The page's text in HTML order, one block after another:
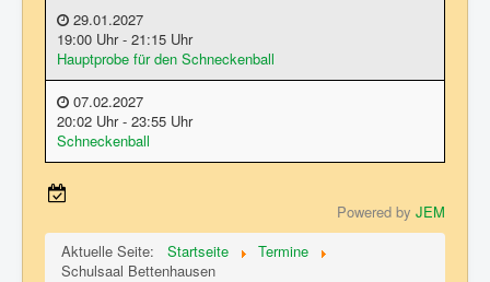
29.01.2027
19:00 Uhr - 21:15 Uhr
Hauptprobe für den Schneckenball
07.02.2027
20:02 Uhr - 23:55 Uhr
Schneckenball
Powered by JEM
Aktuelle Seite:
Startseite
Termine
Schulsaal Bettenhausen